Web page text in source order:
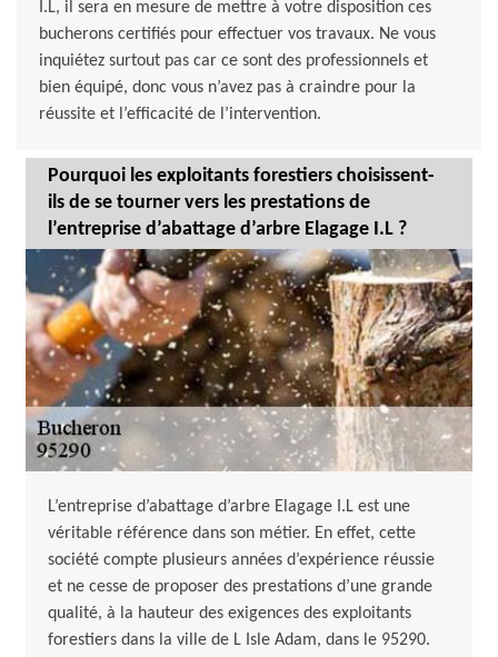
I.L, il sera en mesure de mettre à votre disposition ces
bucherons certifiés pour effectuer vos travaux. Ne vous
inquiétez surtout pas car ce sont des professionnels et
bien équipé, donc vous n’avez pas à craindre pour la
réussite et l’efficacité de l’intervention.
Pourquoi les exploitants forestiers choisissent-
ils de se tourner vers les prestations de
l’entreprise d’abattage d’arbre Elagage I.L ?
L’entreprise d’abattage d’arbre Elagage I.L est une
véritable référence dans son métier. En effet, cette
société compte plusieurs années d’expérience réussie
et ne cesse de proposer des prestations d’une grande
qualité, à la hauteur des exigences des exploitants
forestiers dans la ville de L Isle Adam, dans le 95290.